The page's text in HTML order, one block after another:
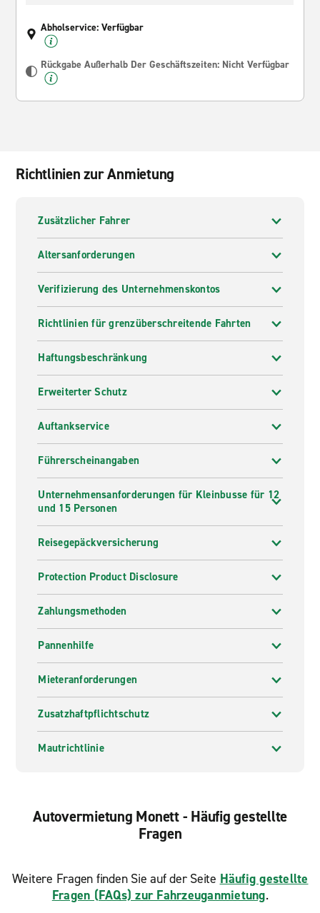
Abholservice: Verfügbar
Rückgabe Außerhalb Der Geschäftszeiten: Nicht Verfügbar
Richtlinien zur Anmietung
Zusätzlicher Fahrer
Altersanforderungen
Verifizierung des Unternehmenskontos
Richtlinien für grenzüberschreitende Fahrten
Haftungsbeschränkung
Erweiterter Schutz
Auftankservice
Führerscheinangaben
Unternehmensanforderungen für Kleinbusse für 12
und 15 Personen
Reisegepäckversicherung
Protection Product Disclosure
Zahlungsmethoden
Pannenhilfe
Mieteranforderungen
Zusatzhaftpflichtschutz
Mautrichtlinie
Autovermietung Monett - Häufig gestellte
Fragen
Weitere Fragen finden Sie auf der Seite Häufig gestellte
Fragen (FAQs) zur Fahrzeuganmietung.